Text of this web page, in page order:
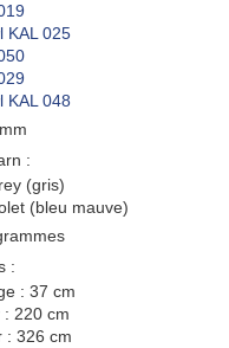
:
(gris)
(bleu mauve)
:
: 37 cm
: 220 cm
: 326 cm